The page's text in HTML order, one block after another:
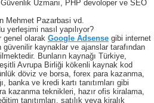
Uzmanı, PHP devoloper ve SEO
Mehmet Pazarbasi vd.
yerleşimi nasıl yapılıyor?
genel olarak Google Adsense gibi internet
güvenilir kaynaklar ve ajanslar tarafından
Bunların kaynağı Türkiye,
Avrupa Birliği kökenli kaynak kod
döviz ve borsa, forex para kazanma,
banka ve kredi kartı tanıtımları gibi
kazanma teknikleri, hazır ofis kiralama,
tanıtımları, satılık veya kiralık